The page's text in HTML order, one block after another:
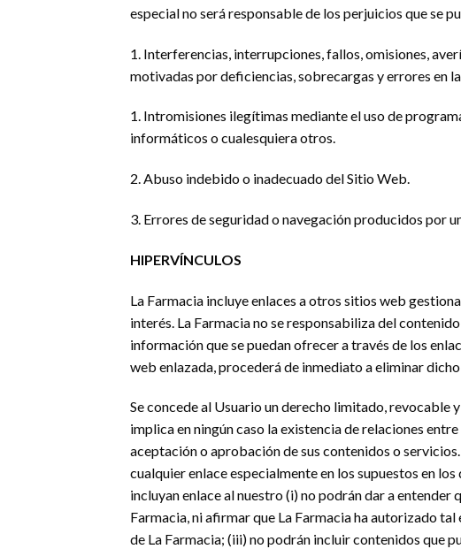
especial no será responsable de los perjuicios que se
1. Interferencias, interrupciones, fallos, omisiones,
motivadas por deficiencias, sobrecargas y errores en
1. Intromisiones ilegítimas mediante el uso de
informáticos o cualesquiera otros.
2. Abuso indebido o inadecuado del Sitio Web.
3. Errores de seguridad o navegación producidos por
HIPERVÍNCULOS
La Farmacia incluye enlaces a otros sitios web
interés. La Farmacia no se responsabiliza del
información que se puedan ofrecer a través de los
web enlazada, procederá de inmediato a eliminar dicho
Se concede al Usuario un derecho limitado, revocable
implica en ningún caso la existencia de relaciones
aceptación o aprobación de sus contenidos o
cualquier enlace especialmente en los supuestos en
incluyan enlace al nuestro (i) no podrán dar a
Farmacia, ni afirmar que La Farmacia ha autorizado
de La Farmacia; (iii) no podrán incluir contenidos que